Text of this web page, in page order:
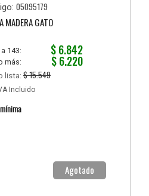
05095179
MADERA GATO
143: $ 6.842
más: $ 6.220
lista: $ 15.549
Incluido
Agotado